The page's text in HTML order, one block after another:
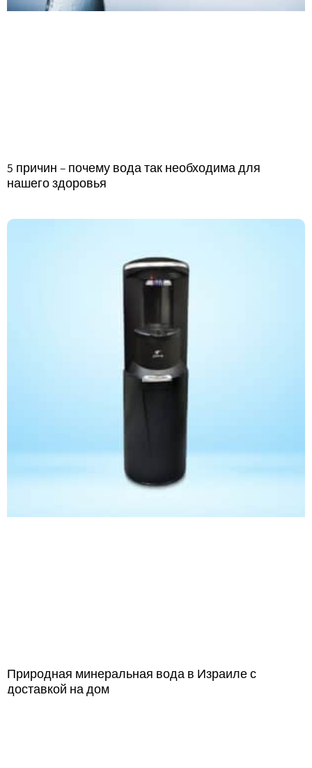
5 причин – почему вода так необходима для
нашего здоровья
Природная минеральная вода в Израиле с
доставкой на дом